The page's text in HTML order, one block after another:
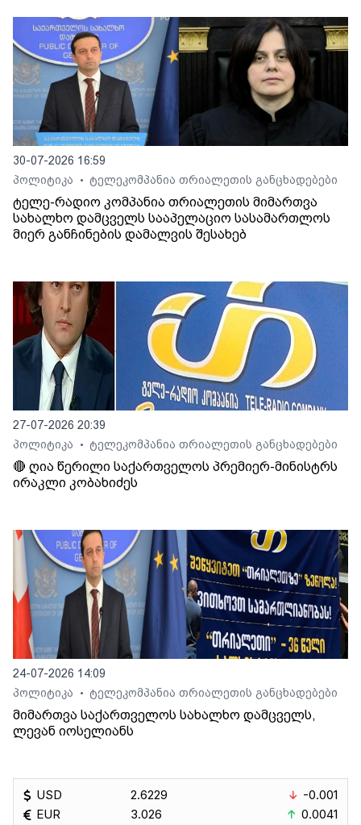
30-07-2026 16:59
პოლიტიკა
• ტელეკომპანია თრიალეთის განცხადებები
ტელე-რადიო კომპანია თრიალეთის მიმართვა
სახალხო დამცველს სააპელაციო სასამართლოს
მიერ განჩინების დამალვის შესახებ
27-07-2026 20:39
პოლიტიკა
• ტელეკომპანია თრიალეთის განცხადებები
🔴 ღია წერილი საქართველოს პრემიერ-მინისტრს
ირაკლი კობახიძეს
24-07-2026 14:09
პოლიტიკა
• ტელეკომპანია თრიალეთის განცხადებები
მიმართვა საქართველოს სახალხო დამცველს,
ლევან იოსელიანს
USD
EUR
2.6229
3.026
-0.001
0.0041